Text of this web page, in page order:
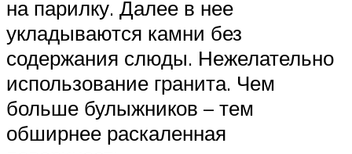
на парилку. Далее в нее
укладываются камни без
содержания слюды. Нежелательно
использование гранита. Чем
больше булыжников – тем
обширнее раскаленная